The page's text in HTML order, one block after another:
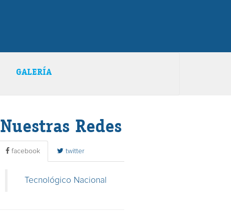
GALERÍA
Nuestras Redes
facebook twitter
Tecnológico Nacional